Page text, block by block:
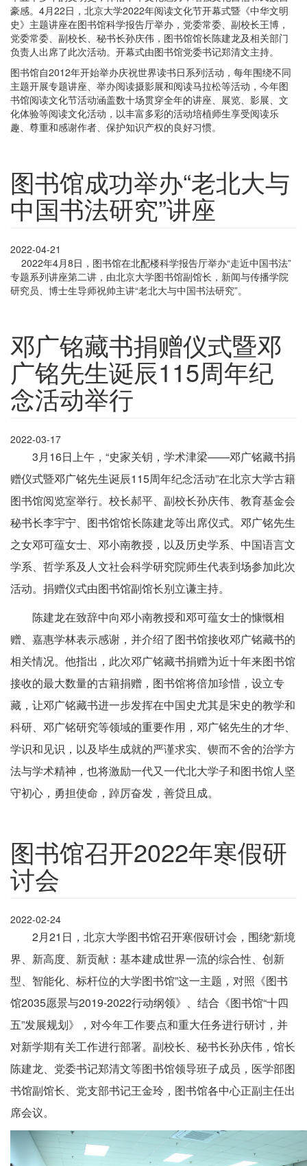
豪感。4月22日，北京大学2022年阅读文化节开幕式暨《中华文明
史》主题讲座在图书馆科学报告厅举办，党委常委、副校长王博，
党委常委、副校长、秘书长孙庆伟，图书馆馆长陈建龙及相关部门
负责人出席了此次活动。开幕式由图书馆党委书记郑清文主持。
图书馆自2012年开始举办庆祝世界读书日系列活动，每年围绕不同
主题开展专题讲座、举办阅读摄影展和阅读马拉松等活动，今年图
书馆阅读文化节活动涵盖数十场贯穿全年的讲座、展览、影展、文
化体验等阅读文化活动，以丰富多彩的活动培植师生享受阅读乐
趣、尊重和感谢作者、保护知识产权的良好习惯。
图书馆成功举办“老北大与
中国书法研究”讲座
2022-04-21
2022年4月8日，图书馆在北配楼科学报告厅举办“走近中国书法”
专题系列讲座第二讲，由北京大学图书馆副馆长，新闻与传播学院
研究员、博士生导师祝帅主讲“老北大与中国书法研究”。
邓广铭藏书捐赠仪式暨邓
广铭先生诞辰115周年纪
念活动举行
2022-03-17
3月16日上午，“史家关钥，学术津梁——邓广铭藏书捐
赠仪式暨邓广铭先生诞辰115周年纪念活动”在北京大学古籍
图书馆阅览室举行。校长郝平、副校长孙庆伟、教育基金会
秘书长李宇宁、图书馆馆长陈建龙等出席仪式。邓广铭先生
之女邓可蕴女士、邓小南教授，以及历史学系、中国语言文
学系、哲学系及人文社会科学研究院师生代表到场参加此次
活动。捐赠仪式由图书馆副馆长别立谦主持。
陈建龙在致辞中向邓小南教授和邓可蕴女士的慷慨相
赠、嘉惠学林表示感谢，并介绍了图书馆接收邓广铭藏书的
相关情况。他指出，此次邓广铭藏书捐赠为近十年来图书馆
接收的最大数量的古籍捐赠，图书馆将倍加珍惜，设立专
藏，让邓广铭藏书进一步发挥在中国史尤其是宋史的教学和
科研、邓广铭研究等领域的重要作用，邓广铭先生的才华、
学识和见识，以及毕生成就的严谨求实、锲而不舍的治学方
法与学术精神，也将激励一代又一代北大学子和图书馆人坚
守初心，勇担使命，踔厉奋发，善贷且成。
图书馆召开2022年寒假研
讨会
2022-02-24
2月21日，北京大学图书馆召开寒假研讨会，围绕“新境
界、新高度、新贡献：基本建成世界一流的综合性、创新
型、智能化、标杆位的大学图书馆”这一主题，对照《图书
馆2035愿景与2019-2022行动纲领》、结合《图书馆“十四
五”发展规划》，对今年工作要点和重大任务进行研讨，并
对新学期有关工作进行部署。副校长、秘书长孙庆伟，馆长
陈建龙、党委书记郑清文等图书馆领导班子成员，医学部图
书馆副馆长、党支部书记王金玲，图书馆各中心正副主任出
席会议。